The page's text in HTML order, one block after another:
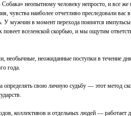
неопытному человеку непросто, и все же
чувства наиболее отчетливо преследовали вас в
У мужчин в момент перехода появятся
повеет вселенской скорбью, и мы ощутим
необычные, неожиданные поступки в течение
года.
свою личную судьбу — этот метод
коллективов и отдельных людей — работает